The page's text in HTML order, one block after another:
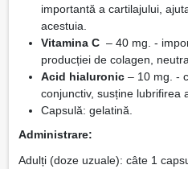
importantă a cartilajului,
acestuia.
Vitamina C – 40 mg. -
producției de colagen,
Acid hialuronic – 10 mg. -
conjunctiv, susține lubrifirea
Capsulă: gelatină.
Administrare:
Adulți (doze uzuale): câte 1